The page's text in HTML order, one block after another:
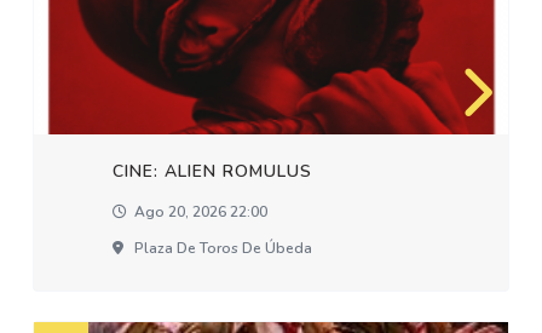
CINE: ALIEN ROMULUS
Ago 20, 2026 22:00
Plaza De Toros De Úbeda